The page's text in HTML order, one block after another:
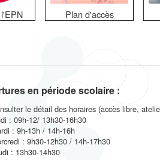
Plan d'accès
en période scolaire :
le détail des horaires (accès libre,
: 09h-12/ 13h30-16h30
: 9h-13h / 14h-16h
: 9h30-12h30 / 14h-17h30
: 13h30-14h30